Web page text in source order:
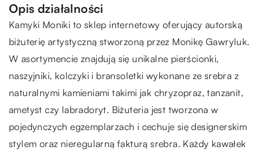
Opis działalności
Kamyki Moniki to sklep internetowy oferujący autorską
biżuterię artystyczną stworzoną przez Monikę Gawryluk.
W asortymencie znajdują się unikalne pierścionki,
naszyjniki, kolczyki i bransoletki wykonane ze srebra z
naturalnymi kamieniami takimi jak chryzopraz, tanzanit,
ametyst czy labradoryt. Biżuteria jest tworzona w
pojedynczych egzemplarzach i cechuje się designerskim
stylem oraz nieregularną fakturą srebra. Każdy kawałek